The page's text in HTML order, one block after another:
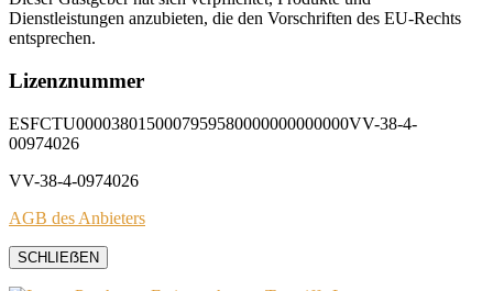
Dienstleistungen anzubieten, die den Vorschriften des EU-Rechts
entsprechen.
Lizenznummer
ESFCTU0000380150007959580000000000000VV-38-4-
00974026
VV-38-4-0974026
AGB des Anbieters
SCHLIEẞEN